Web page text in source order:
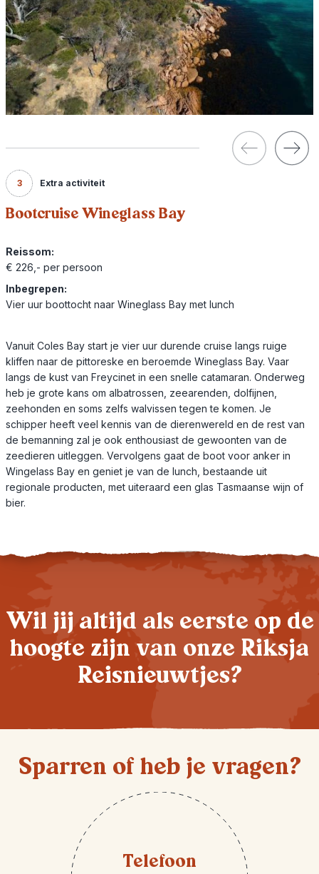
3 Extra activiteit
Bootcruise Wineglass Bay
Reissom:
€ 226,- per persoon
Inbegrepen:
Vier uur boottocht naar Wineglass Bay met lunch
Vanuit Coles Bay start je vier uur durende cruise langs ruige
kliffen naar de pittoreske en beroemde Wineglass Bay. Vaar
langs de kust van Freycinet in een snelle catamaran. Onderweg
heb je grote kans om albatrossen, zeearenden, dolfijnen,
zeehonden en soms zelfs walvissen tegen te komen. Je
schipper heeft veel kennis van de dierenwereld en de rest van
de bemanning zal je ook enthousiast de gewoonten van de
zeedieren uitleggen. Vervolgens gaat de boot voor anker in
Wingelass Bay en geniet je van de lunch, bestaande uit
regionale producten, met uiteraard een glas Tasmaanse wijn of
bier.
Wil jij altijd als eerste op de
hoogte zijn van onze Riksja
Reisnieuwtjes?
Sparren of heb je vragen?
Telefoon